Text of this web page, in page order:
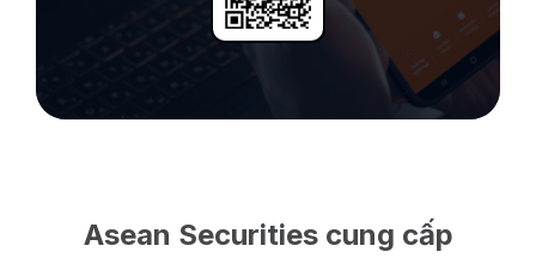
Asean Securities cung cấp